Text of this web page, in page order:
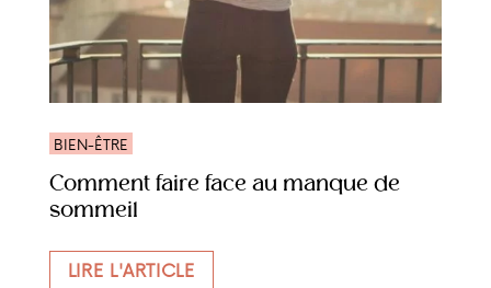
BIEN-ÊTRE
Comment faire face au manque de
sommeil
LIRE L'ARTICLE